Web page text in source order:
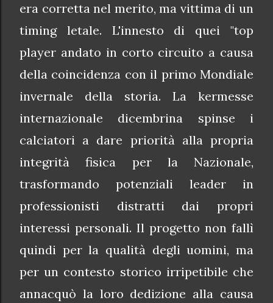
era corretta nel merito, ma vittima di un
timing letale. L'innesto di quei "top
player andato in corto circuito a causa
della coincidenza con il primo Mondiale
invernale della storia. La kermesse
internazionale dicembrina spinse i
calciatori a dare priorità alla propria
integrità fisica per la Nazionale,
trasformando potenziali leader in
professionisti distratti dai propri
interessi personali. Il progetto non fallì
quindi per la qualità degli uomini, ma
per un contesto storico irripetibile che
annacquò la loro dedizione alla causa